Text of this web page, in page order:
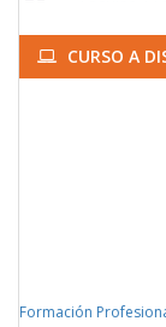
CURSO A
Formación